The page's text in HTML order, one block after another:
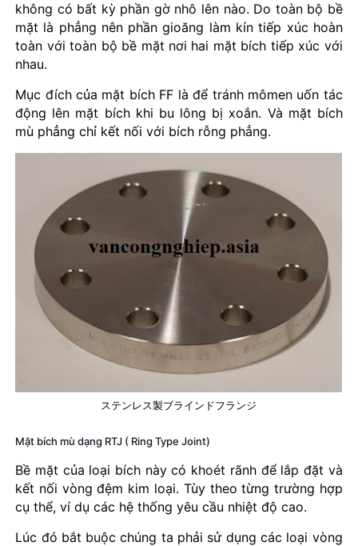
không có bất kỳ phần gờ nhô lên nào. Do toàn bộ bề
mặt là phẳng nên phần gioăng làm kín tiếp xúc hoàn
toàn với toàn bộ bề mặt nơi hai mặt bích tiếp xúc với
nhau.
Mục đích của mặt bích FF là để tránh mômen uốn tác
động lên mặt bích khi bu lông bị xoắn. Và mặt bích
mù phẳng chỉ kết nối với bích rỗng phẳng.
ステンレス製ブラインドフランジ
Mặt bích mù dạng RTJ ( Ring Type Joint)
Bề mặt của loại bích này có khoét rãnh để lắp đặt và
kết nối vòng đệm kim loại. Tùy theo từng trường hợp
cụ thể, ví dụ các hệ thống yêu cầu nhiệt độ cao.
Lúc đó bắt buộc chúng ta phải sử dụng các loại vòng